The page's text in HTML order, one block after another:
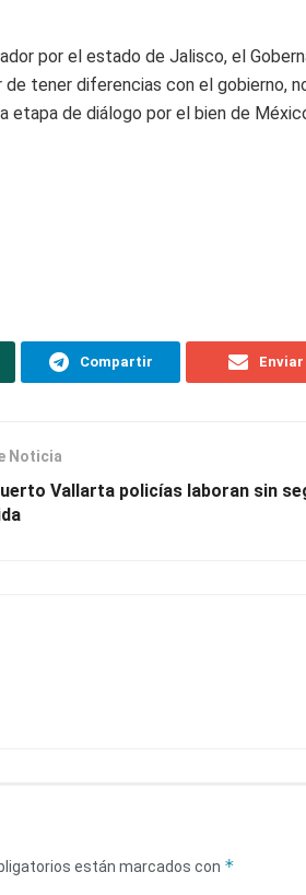
por el estado de Jalisco, el
tener diferencias con el gobierno,
etapa de diálogo por el bien de
Compartir Enviar
Noticia
Vallarta policías laboran sin
están marcados con *